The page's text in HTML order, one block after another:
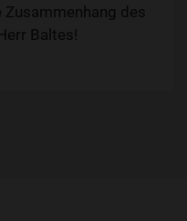
Zusammenhang des
Baltes!